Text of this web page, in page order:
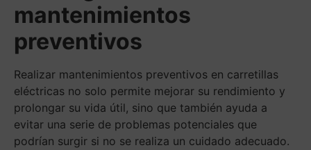
mantenimientos
preventivos
Realizar mantenimientos preventivos en carretillas
eléctricas no solo permite mejorar su rendimiento y
prolongar su vida útil, sino que también ayuda a
evitar una serie de problemas potenciales que
podrían surgir si no se realiza un cuidado adecuado.